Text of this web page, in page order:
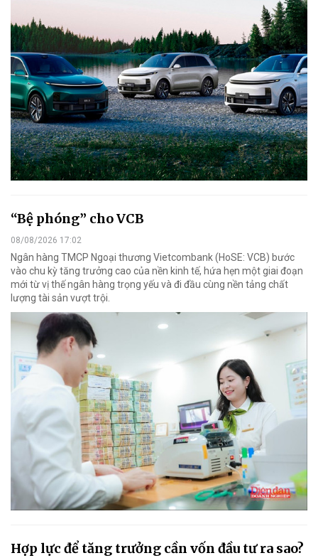
“Bệ phóng” cho VCB
08/08/2026 17:02
Ngân hàng TMCP Ngoại thương Vietcombank (HoSE: VCB) bước
vào chu kỳ tăng trưởng cao của nền kinh tế, hứa hẹn một giai đoạn
mới từ vị thế ngân hàng trọng yếu và đi đầu cùng nền tảng chất
lượng tài sản vượt trội.
Hợp lực để tăng trưởng cần vốn đầu tư ra sao?